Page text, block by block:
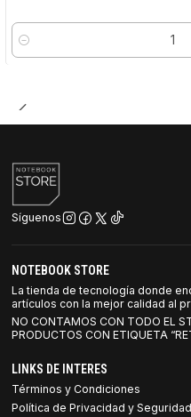
Cantidad
Síguenos
NOTEBOOK STORE
La tienda de tecnología donde
artículos con la mejor calidad al
NO CONTAMOS CON TODO EL
PRODUCTOS CON ETIQUETA
LINKS DE INTERES
Términos y Condiciones
Política de Privacidad y Seguridad